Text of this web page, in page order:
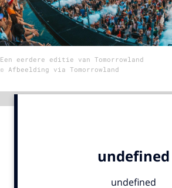
9 sept: GenAI-training
12 nov: MarketingLive!
Adverteren
Events
Een eerdere editie van Tomorrowland
© Afbeelding via Tomorrowland